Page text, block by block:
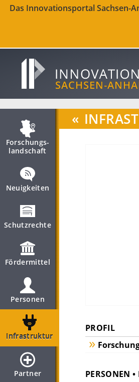
Das Innovationsportal Sachsen-
Forschungs­
landschaft
Neuigkeiten
Schutzrechte
Fördermittel
Personen
Infrastruktur
Partner
«
PROFIL
PERSONEN